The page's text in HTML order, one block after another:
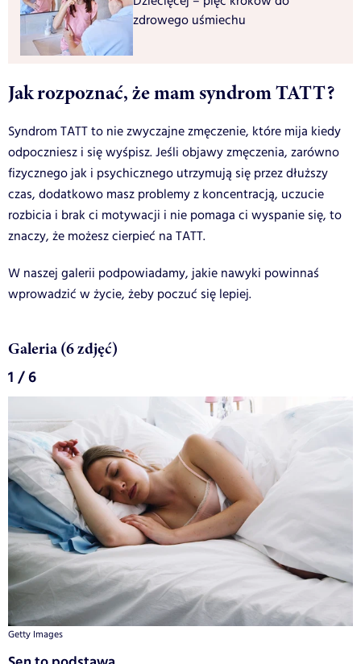
zdrowego uśmiechu
Jak rozpoznać, że mam syndrom TATT?
Syndrom TATT to nie zwyczajne zmęczenie, które mija kiedy
odpoczniesz i się wyśpisz. Jeśli objawy zmęczenia, zarówno
fizycznego jak i psychicznego utrzymują się przez dłuższy
czas, dodatkowo masz problemy z koncentracją, uczucie
rozbicia i brak ci motywacji i nie pomaga ci wyspanie się, to
znaczy, że możesz cierpieć na TATT.
W naszej galerii podpowiadamy, jakie nawyki powinnaś
wprowadzić w życie, żeby poczuć się lepiej.
Galeria (6 zdjęć)
1 / 6
Getty Images